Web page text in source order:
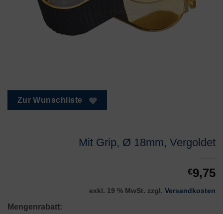
Zur Wunschliste
Mit Grip, Ø 18mm, Vergoldet
€9,75
exkl. 19 % MwSt. zzgl. Versandkosten
Mengenrabatt: